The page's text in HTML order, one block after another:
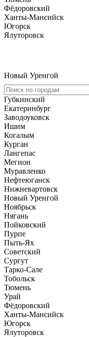
Фёдоровский
Ханты-Мансийск
Югорск
Ялуторовск
Новый Уренгой
Губкинский
Екатеринбург
Заводоуковск
Ишим
Когалым
Курган
Лангепас
Мегион
Муравленко
Нефтеюганск
Нижневартовск
Новый Уренгой
Ноябрьск
Нягань
Пойковский
Пурпе
Пыть-Ях
Советский
Сургут
Тарко-Сале
Тобольск
Тюмень
Урай
Фёдоровский
Ханты-Мансийск
Югорск
Ялуторовск